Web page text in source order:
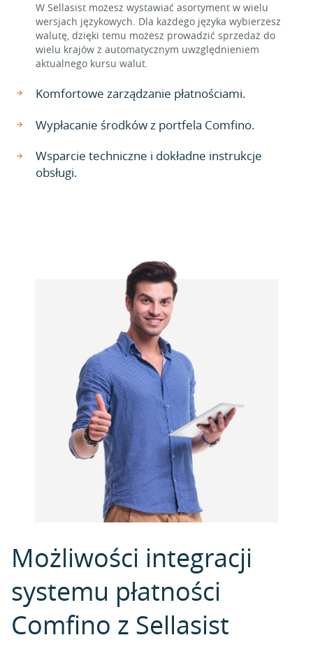
W Sellasist możesz wystawiać asortyment w wielu
wersjach językowych. Dla każdego języka wybierzesz
walutę, dzięki temu możesz prowadzić sprzedaż do
wielu krajów z automatycznym uwzględnieniem
aktualnego kursu walut.
Komfortowe zarządzanie płatnościami.
Wypłacanie środków z portfela Comfino.
Wsparcie techniczne i dokładne instrukcje
obsługi.
Możliwości integracji
systemu płatności
Comfino z Sellasist